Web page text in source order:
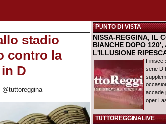
stadio
contro la
D
@tuttoreggina
PUNTO DI VISTA
NISSA-REGGINA, IL
BIANCHE DOPO 120',
L'ILLUSIONE
Finisce
serie D
accade
oper
TUTTOREGGINALIVE